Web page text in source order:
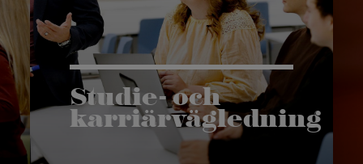
Studie- och
karriärvägledning
Funderar du på att börja studera? Våra